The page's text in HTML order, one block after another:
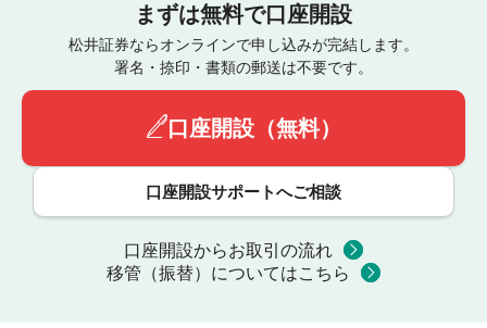
まずは無料で口座開設
松井証券ならオンラインで申し込みが完結します。
署名・捺印・書類の郵送は不要です。
口座開設（無料）
口座開設サポートへご相談
口座開設からお取引の流れ
移管（振替）についてはこちら